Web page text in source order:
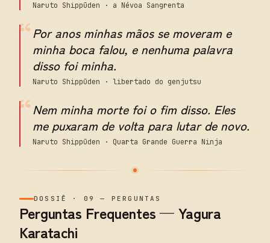
Naruto Shippūden · a Névoa Sangrenta
“Por anos minhas mãos se moveram e
minha boca falou, e nenhuma palavra
disso foi minha.
Naruto Shippūden · libertado do genjutsu
“Nem minha morte foi o fim disso. Eles
me puxaram de volta para lutar de novo.
Naruto Shippūden · Quarta Grande Guerra Ninja
DOSSIÊ · 09 — PERGUNTAS
Perguntas Frequentes — Yagura
Karatachi